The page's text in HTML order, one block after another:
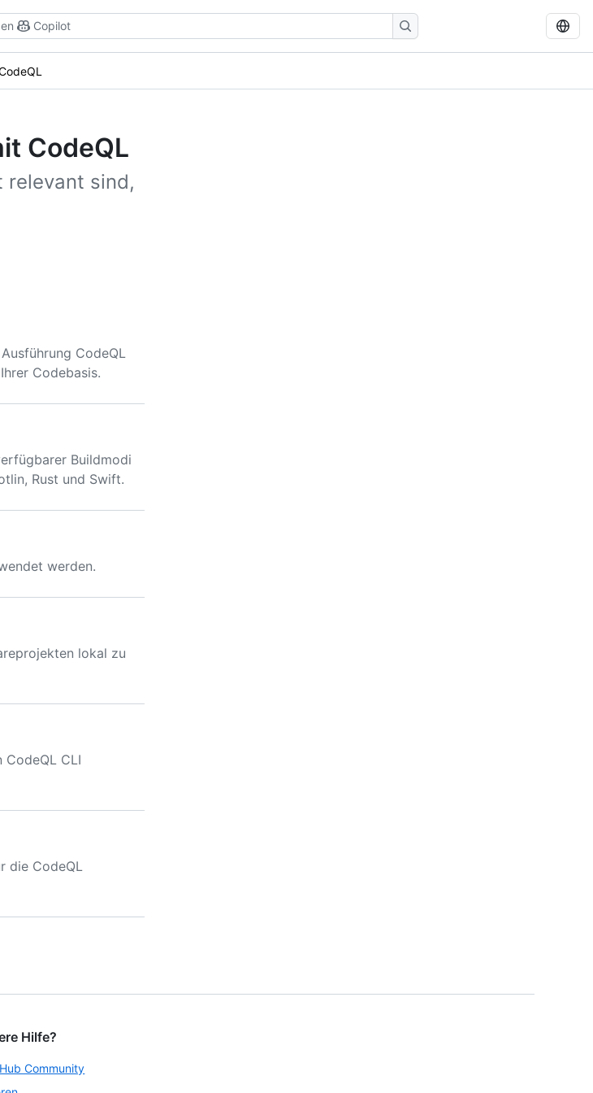
Copilot
CodeQL
relevant sind,
CodeQL
Codebasis.
Buildmodi
Rust und Swift.
werden.
lokal zu
CodeQL CLI
die CodeQL
Hilfe?
Community